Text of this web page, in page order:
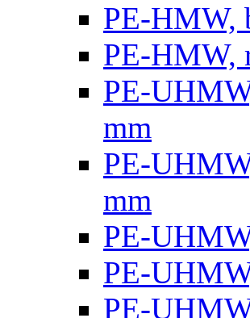
PE-HMW,
PE-HMW,
PE-
mm
PE-
mm
PE-
PE-
PE-